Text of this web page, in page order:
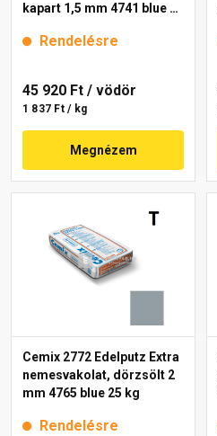
kapart 1,5 mm 4741 blue 25
Rendelésre
45 920 Ft / vödör
1 837 Ft / kg
Megnézem
Cemix 2772 Edelputz Extra
nemesvakolat, dörzsölt 2
mm 4765 blue 25 kg
Rendelésre